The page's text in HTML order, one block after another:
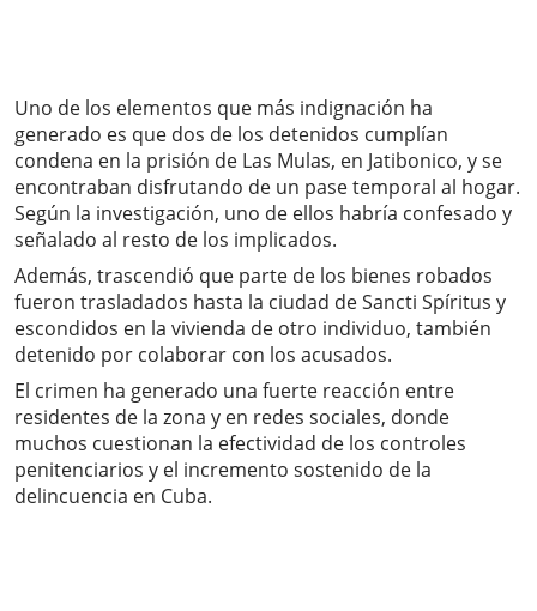
Uno de los elementos que más indignación ha
generado es que dos de los detenidos cumplían
condena en la prisión de Las Mulas, en Jatibonico, y se
encontraban disfrutando de un pase temporal al hogar.
Según la investigación, uno de ellos habría confesado y
señalado al resto de los implicados.
Además, trascendió que parte de los bienes robados
fueron trasladados hasta la ciudad de Sancti Spíritus y
escondidos en la vivienda de otro individuo, también
detenido por colaborar con los acusados.
El crimen ha generado una fuerte reacción entre
residentes de la zona y en redes sociales, donde
muchos cuestionan la efectividad de los controles
penitenciarios y el incremento sostenido de la
delincuencia en Cuba.